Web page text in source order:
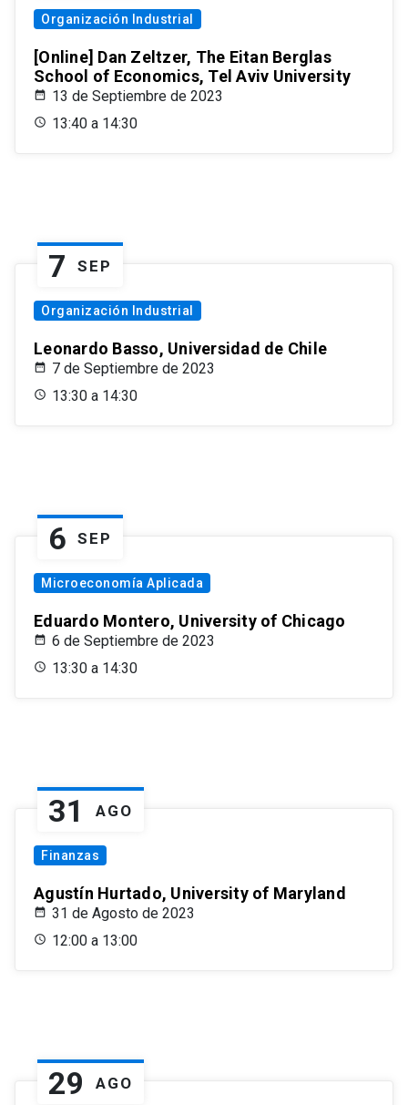
Organización Industrial
[Online] Dan Zeltzer, The Eitan Berglas
School of Economics, Tel Aviv University
13 de Septiembre de 2023
13:40 a 14:30
7 SEP
Organización Industrial
Leonardo Basso, Universidad de Chile
7 de Septiembre de 2023
13:30 a 14:30
6 SEP
Microeconomía Aplicada
Eduardo Montero, University of Chicago
6 de Septiembre de 2023
13:30 a 14:30
31 AGO
Finanzas
Agustín Hurtado, University of Maryland
31 de Agosto de 2023
12:00 a 13:00
29 AGO